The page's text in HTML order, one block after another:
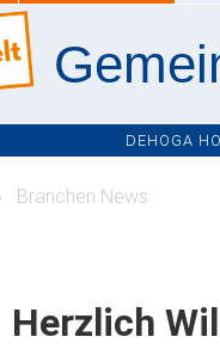
DEHOGA
Branchen News
Herzlich